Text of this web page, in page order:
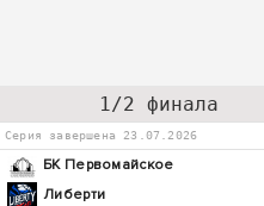
1/2 финала
Серия завершена 23.07.2026
БК Первомайское
Либерти